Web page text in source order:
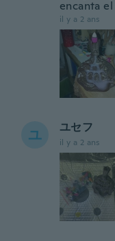
encanta
il y a 2 ans
ユ ユセフ
il y a 2 ans